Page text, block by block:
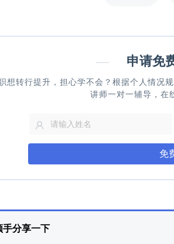
— 申请免
想转行提升，担心学不会？根据个人情况
讲师一对一辅导，在
免
手分享一下